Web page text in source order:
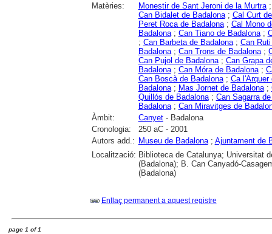
Matèries:
Monestir de Sant Jeroni de la Murtra
Can Bidalet de Badalona; Cal Curt
Peret Roca de Badalona; Cal Mono
Badalona; Can Tiano de Badalona;
; Can Barbeta de Badalona; Can
Badalona; Can Trons de Badalona;
Can Pujol de Badalona; Can Grapa
Badalona; Can Móra de Badalona;
Can Boscà de Badalona; Ca l'Arquer
Badalona; Mas Jornet de Badalona;
Quillós de Badalona; Can Sagarra
Badalona; Can Miravitges de
Àmbit:
Canyet- Badalona
Cronologia:
250 aC - 2001
Autors add.: Museu de Badalona; Ajuntament de
Localització: Biblioteca de Catalunya; Universitat
(Badalona); B. Can Canyadó-
(Badalona)
Enllaç permanent a aquest registre
page 1 of 1